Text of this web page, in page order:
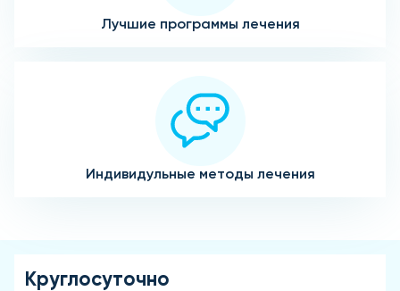
Лучшие программы лечения
Индивидульные методы лечения
Круглосуточно